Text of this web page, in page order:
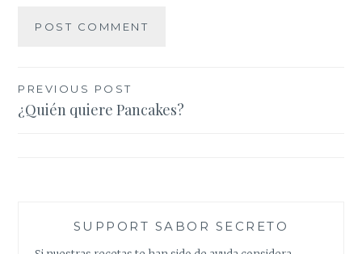
Post
navigation
PREVIOUS POST
¿Quién quiere Pancakes?
SUPPORT SABOR SECRETO